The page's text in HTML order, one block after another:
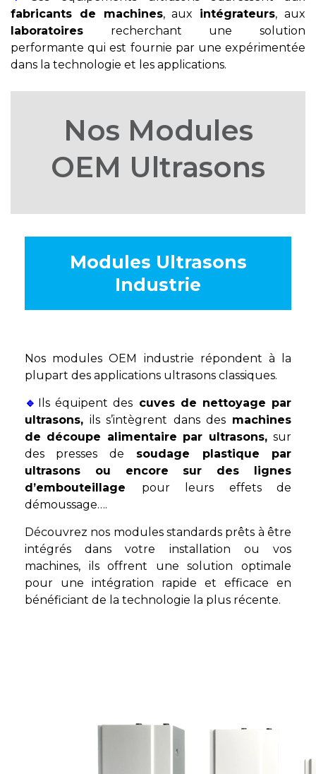
fabricants de machines, aux intégrateurs, aux
laboratoires recherchant une solution
performante qui est fournie par une expérimentée
dans la technologie et les applications.
Nos Modules
OEM Ultrasons
Modules Ultrasons
Industrie
Nos modules OEM industrie répondent à la
plupart des applications ultrasons classiques.
🔹 Ils équipent des cuves de nettoyage par
ultrasons,ils s’intègrent dans desmachines
de découpe alimentaire par ultrasons, sur
des presses de soudage plastique par
ultrasons ou encore sur des lignes
d’embouteillage pour leurs effets de
démoussage….
Découvrez nos modules standards prêts à être
intégrés dans votre installation ou vos
machines, ils offrent une solution optimale
pour une intégration rapide et efficace en
bénéficiant de la technologie la plus récente.